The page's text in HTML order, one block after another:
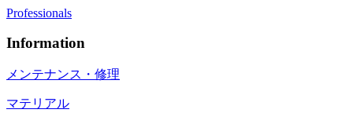
Professionals
Information
メンテナンス・修理
マテリアル